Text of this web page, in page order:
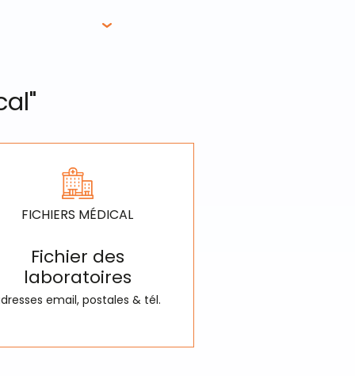
FICHIERS MÉDICAL
Fichier des
laboratoires
email, postales & tél.